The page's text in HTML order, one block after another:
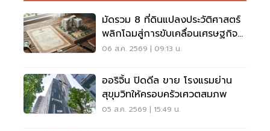
มัดรวม 8 ที่ดินแปลงประวัติศาสตร์
พลิกโฉมสู่การขับเคลื่อนเศรษฐกิจ
เมือง
06 ส.ค. 2569 | 09:13 น.
ออริจิ้น ปิดดีล ขาย โรงแรมย่าน
สุขุมวิทให้ครอบครัวเศวตสมภพ
05 ส.ค. 2569 | 15:49 น.